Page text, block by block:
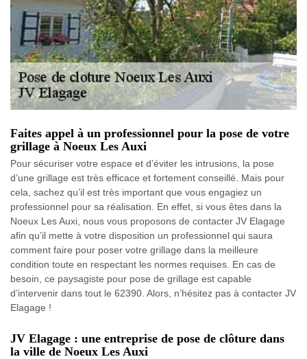
Faites appel à un professionnel pour la pose de votre
grillage à Noeux Les Auxi
Pour sécuriser votre espace et d’éviter les intrusions, la pose
d’une grillage est très efficace et fortement conseillé. Mais pour
cela, sachez qu’il est très important que vous engagiez un
professionnel pour sa réalisation. En effet, si vous êtes dans la
Noeux Les Auxi, nous vous proposons de contacter JV Elagage
afin qu’il mette à votre disposition un professionnel qui saura
comment faire pour poser votre grillage dans la meilleure
condition toute en respectant les normes requises. En cas de
besoin, ce paysagiste pour pose de grillage est capable
d’intervenir dans tout le 62390. Alors, n’hésitez pas à contacter JV
Elagage !
JV Elagage : une entreprise de pose de clôture dans
la ville de Noeux Les Auxi